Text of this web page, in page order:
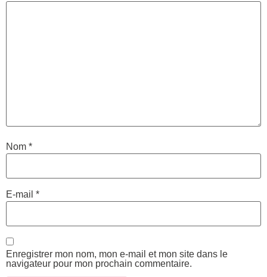
Nom *
E-mail *
Enregistrer mon nom, mon e-mail et mon site dans le
navigateur pour mon prochain commentaire.